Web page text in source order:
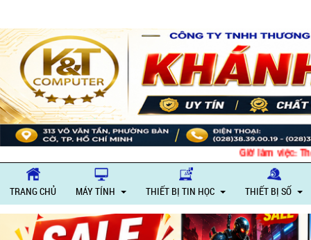
Giờ làm việc: Thứ
TRANG CHỦ MÁY TÍNH THIẾT BỊ TIN HỌC THIẾT BỊ SỐ